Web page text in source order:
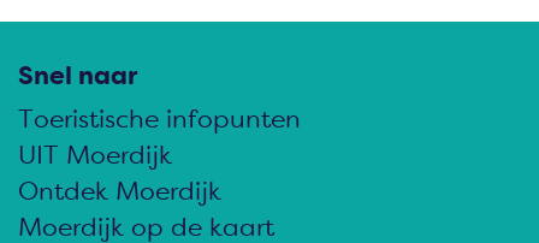
l
d
e
z
e
l
d
e
z
e
l
d
e
z
e
Snel naar
Toeristische infopunten
UIT Moerdijk
Ontdek Moerdijk
Moerdijk op de kaart